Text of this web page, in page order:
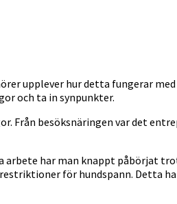
upplever hur detta fungerar
och ta in synpunkter.
Från besöksnäringen var det
arbete har man knappt påbörjat
för hundspann. Detta